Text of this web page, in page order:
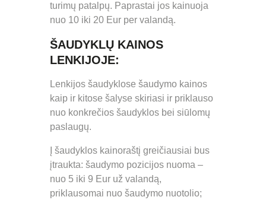
turimų patalpų. Paprastai jos kainuoja
nuo 10 iki 20 Eur per valandą.
ŠAUDYKLŲ KAINOS
LENKIJOJE:
Lenkijos šaudyklose šaudymo kainos
kaip ir kitose šalyse skiriasi ir priklauso
nuo konkrečios šaudyklos bei siūlomų
paslaugų.
Į šaudyklos kainoraštį greičiausiai bus
įtraukta: šaudymo pozicijos nuoma –
nuo 5 iki 9 Eur už valandą,
priklausomai nuo šaudymo nuotolio;